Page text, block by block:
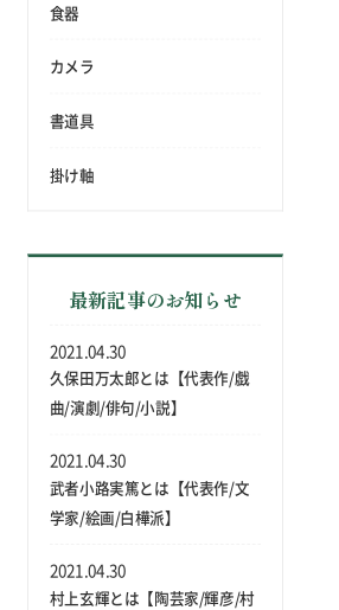
食器
カメラ
書道具
掛け軸
最新記事のお知らせ
久保田万太郎とは【代表作/戯
曲/演劇/俳句/小説】
2021.04.30
武者小路実篤とは【代表作/文
学家/絵画/白樺派】
2021.04.30
村上玄輝とは【陶芸家/輝彦/村
2021.04.30